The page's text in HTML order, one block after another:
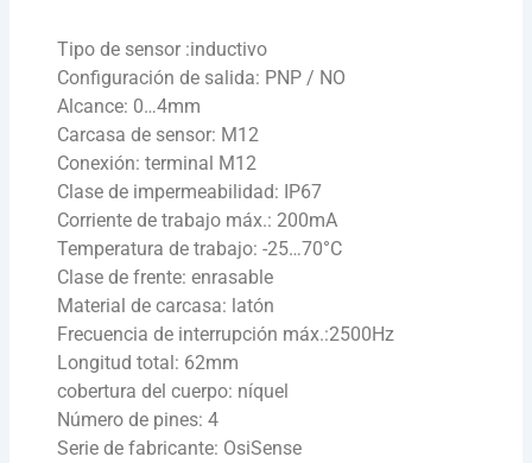
Tipo de sensor :inductivo
Configuración de salida: PNP / NO
Alcance: 0…4mm
Carcasa de sensor: M12
Conexión: terminal M12
Clase de impermeabilidad: IP67
Corriente de trabajo máx.: 200mA
Temperatura de trabajo: -25…70°C
Clase de frente: enrasable
Material de carcasa: latón
Frecuencia de interrupción máx.:2500Hz
Longitud total: 62mm
cobertura del cuerpo: níquel
Número de pines: 4
Serie de fabricante: OsiSense